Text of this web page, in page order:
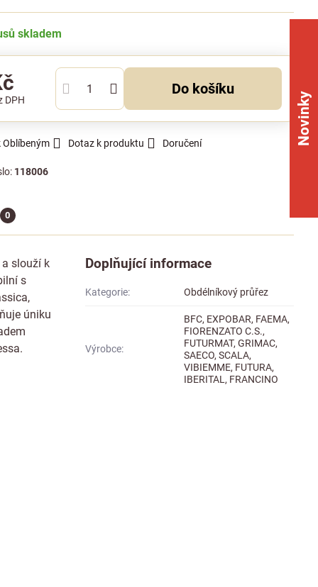
skladem
DPH
Do košíku
Oblíbeným Dotaz k produktu Doručení
118006
0
slouží k
s
úniku
Doplňující informace
Kategorie: Obdélníkový průřez
Výrobce:
BFC, EXPOBAR, FAEMA,
FIORENZATO C.S.,
FUTURMAT, GRIMAC,
SAECO, SCALA,
VIBIEMME, FUTURA,
IBERITAL, FRANCINO
Novinky